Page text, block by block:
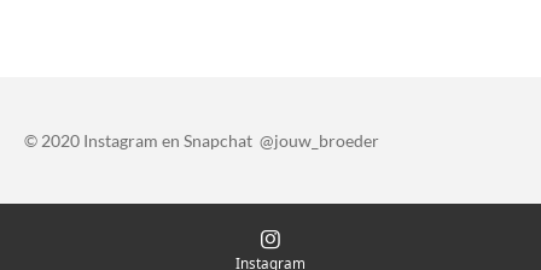
© 2020 Instagram en Snapchat @jouw_broeder
Instagram